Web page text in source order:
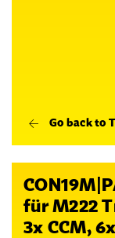
Go back to
für M222
3x CCM,